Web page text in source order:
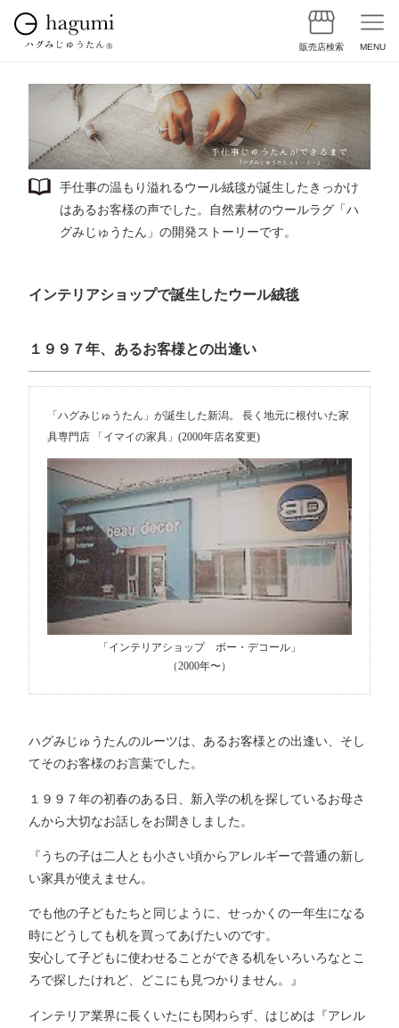
販売店検索 MENU
手仕事の温もり溢れるウール絨毯が誕生したきっかけ
はあるお客様の声でした。自然素材のウールラグ「ハ
グみじゅうたん」の開発ストーリーです。
インテリアショップで誕生したウール絨毯
１９９７年、あるお客様との出逢い
「ハグみじゅうたん」が誕生した新潟。 長く地元に根付いた家
具専門店 「イマイの家具」(2000年店名変更)
「インテリアショップ ボー・デコール」
（2000年〜）
ハグみじゅうたんのルーツは、あるお客様との出逢い、そし
てそのお客様のお言葉でした。
１９９７年の初春のある日、新入学の机を探しているお母さ
んから大切なお話しをお聞きしました。
『うちの子は二人とも小さい頃からアレルギーで普通の新し
い家具が使えません。
でも他の子どもたちと同じように、せっかくの一年生になる
時にどうしても机を買ってあげたいのです。
安心して子どもに使わせることができる机をいろいろなとこ
ろで探したけれど、どこにも見つかりません。』
インテリア業界に長くいたにも関わらず、はじめは『アレル